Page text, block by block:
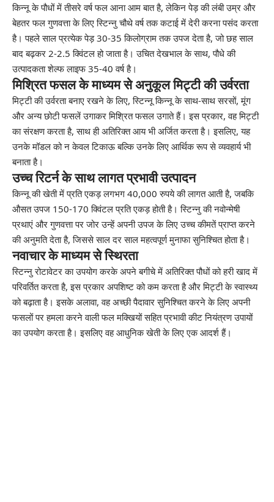
किन्नू के पौधों में तीसरे वर्ष फल आना आम बात है, लेकिन पेड़ की लंबी उम्र और
बेहतर फल गुणवत्ता के लिए स्टिन्नु चौथे वर्ष तक कटाई में देरी करना पसंद करता
है। पहले साल प्रत्येक पेड़ 30-35 किलोग्राम तक उपज देता है, जो छह साल
बाद बढ़कर 2-2.5 क्विंटल हो जाता है। उचित देखभाल के साथ, पौधे की
उत्पादकता शेल्फ लाइफ 35-40 वर्ष है।
मिश्रित फसल के माध्यम से अनुकूल मिट्टी की उर्वरता
मिट्टी की उर्वरता बनाए रखने के लिए, स्टिन्नू किन्नू के साथ-साथ सरसों, मूंग
और अन्य छोटी फसलें उगाकर मिश्रित फसल उगाते हैं। इस प्रकार, वह मिट्टी
का संरक्षण करता है, साथ ही अतिरिक्त आय भी अर्जित करता है। इसलिए, यह
उनके मॉडल को न केवल टिकाऊ बल्कि उनके लिए आर्थिक रूप से व्यवहार्य भी
बनाता है।
उच्च रिटर्न के साथ लागत प्रभावी उत्पादन
किन्नू की खेती में प्रति एकड़ लगभग 40,000 रुपये की लागत आती है, जबकि
औसत उपज 150-170 क्विंटल प्रति एकड़ होती है। स्टिन्नु की नवोन्मेषी
प्रथाएं और गुणवत्ता पर जोर उन्हें अपनी उपज के लिए उच्च कीमतें प्राप्त करने
की अनुमति देता है, जिससे साल दर साल महत्वपूर्ण मुनाफा सुनिश्चित होता है।
नवाचार के माध्यम से स्थिरता
स्टिन्नु रोटावेटर का उपयोग करके अपने बगीचे में अतिरिक्त पौधों को हरी खाद में
परिवर्तित करता है, इस प्रकार अपशिष्ट को कम करता है और मिट्टी के स्वास्थ्य
को बढ़ाता है। इसके अलावा, वह अच्छी पैदावार सुनिश्चित करने के लिए अपनी
फसलों पर हमला करने वाली फल मक्खियों सहित प्रभावी कीट नियंत्रण उपायों
का उपयोग करता है। इसलिए वह आधुनिक खेती के लिए एक आदर्श हैं।